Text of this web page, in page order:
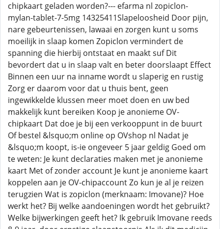
chipkaart geladen worden?--- efarma nl zopiclon-
mylan-tablet-7-5mg 14325411Slapeloosheid Door pijn,
nare gebeurtenissen, lawaai en zorgen kunt u soms
moeilijk in slaap komen Zopiclon vermindert de
spanning die hierbij ontstaat en maakt suf Dit
bevordert dat u in slaap valt en beter doorslaapt Effect
Binnen een uur na inname wordt u slaperig en rustig
Zorg er daarom voor dat u thuis bent, geen
ingewikkelde klussen meer moet doen en uw bed
makkelijk kunt bereiken Koop je anonieme OV-
chipkaart Dat doe je bij een verkooppunt in de buurt
Of bestel &lsquo;m online op OVshop nl Nadat je
&lsquo;m koopt, is-ie ongeveer 5 jaar geldig Goed om
te weten: Je kunt declaraties maken met je anonieme
kaart Met of zonder account Je kunt je anonieme kaart
koppelen aan je OV-chipaccount Zo kun je al je reizen
terugzien Wat is zopiclon (merknaam: Imovane)? Hoe
werkt het? Bij welke aandoeningen wordt het gebruikt?
Welke bijwerkingen geeft het? Ik gebruik Imovane reeds